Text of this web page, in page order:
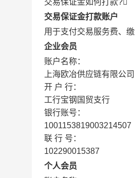
交易保证金如何打款?
交易保证金打款账户
用于支付交易服务费、
企业会员
账户名称：
上海欧冶供应链有限公司
开 户 行：
工行宝钢国贸支行
银行账号：
1001153819003214507
联 行 号：
102290015387
个人会员